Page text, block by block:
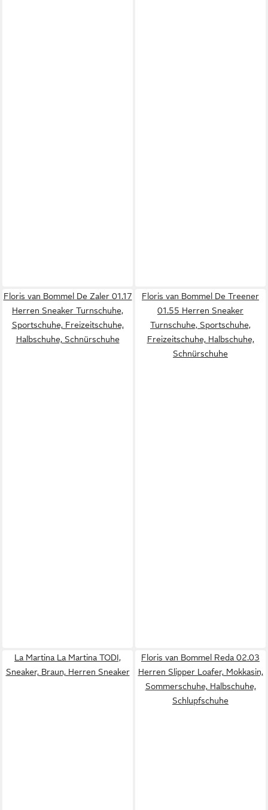
Floris van Bommel De Zaler 01.17
Herren Sneaker Turnschuhe,
Sportschuhe, Freizeitschuhe,
Halbschuhe, Schnürschuhe
Floris van Bommel De Treener
01.55 Herren Sneaker
Turnschuhe, Sportschuhe,
Freizeitschuhe, Halbschuhe,
Schnürschuhe
La Martina La Martina TODI,
Sneaker, Braun, Herren Sneaker
Floris van Bommel Reda 02.03
Herren Slipper Loafer, Mokkasin,
Sommerschuhe, Halbschuhe,
Schlupfschuhe